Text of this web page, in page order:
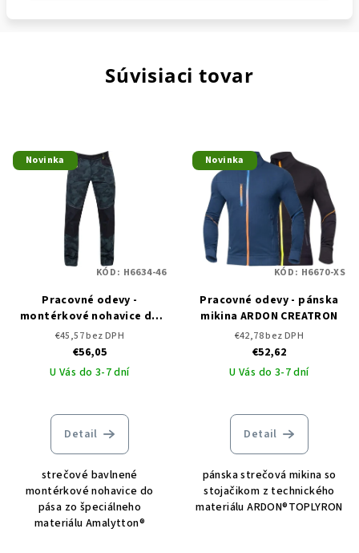
Súvisiaci tovar
Novinka
Pracovné odevy -
montérkové nohavice do
pása ARDON CREATRON
CAMO
€45,57 bez DPH
€56,05
U Vás do 3-7 dní
Detail
strečové bavlnené
montérkové nohavice do
pása zo špeciálneho
materiálu Amalytton®
KÓD: H6634-46
Novinka
Pracovné odevy - pánska
mikina ARDON CREATRON
€42,78 bez DPH
€52,62
U Vás do 3-7 dní
Detail
pánska strečová mikina so
stojačikom z technického
materiálu ARDON®TOPLYRON
KÓD: H6670-XS